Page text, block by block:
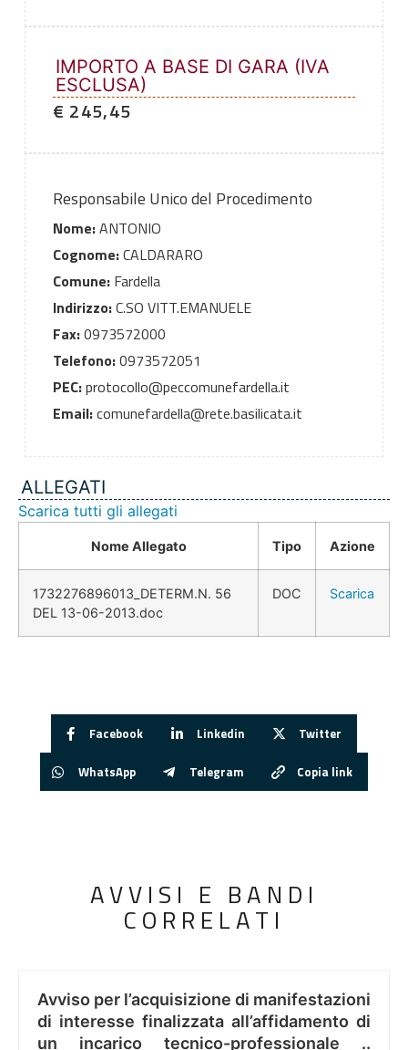
IMPORTO A BASE DI GARA (IVA
ESCLUSA)
€ 245,45
Responsabile Unico del Procedimento
Nome:ANTONIO
Cognome:CALDARARO
Comune:Fardella
Indirizzo:C.SO VITT.EMANUELE
Fax:0973572000
Telefono:0973572051
PEC:protocollo@peccomunefardella.it
Email:comunefardella@rete.basilicata.it
ALLEGATI
Scarica tutti gli allegati
Nome Allegato Tipo Azione
1732276896013_DETERM.N. 56
DEL 13-06-2013.doc
DOC Scarica
Facebook Linkedin Twitter
WhatsApp Telegram Copia link
AVVISI E BANDI
CORRELATI
Avviso per l’acquisizione di manifestazioni
di interesse finalizzata all’affidamento di
un incarico tecnico-professionale ..